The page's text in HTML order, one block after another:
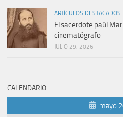
ARTÍCULOS DESTACADOS
El sacerdote paúl
cinematógrafo
JULIO 29, 2026
CALENDARIO
mayo